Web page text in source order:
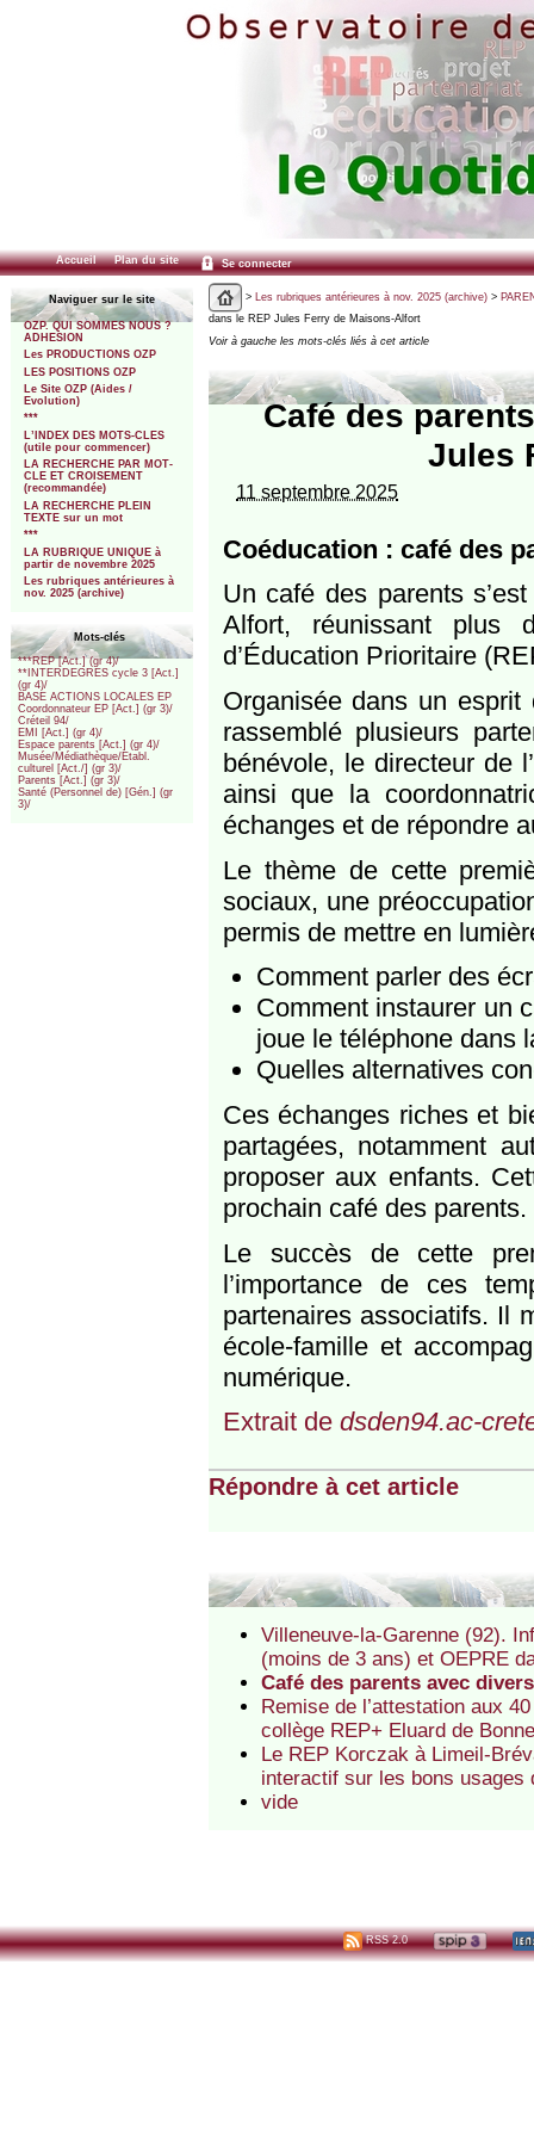
Accueil Plan du site Se connecter
Naviguer sur le site
OZP. QUI SOMMES NOUS ?
ADHESION
Les PRODUCTIONS OZP
LES POSITIONS OZP
Le Site OZP (Aides /
Evolution)
***
L’INDEX DES MOTS-CLES
(utile pour commencer)
LA RECHERCHE PAR MOT-
CLE ET CROISEMENT
(recommandée)
LA RECHERCHE PLEIN
TEXTE sur un mot
***
LA RUBRIQUE UNIQUE à
partir de novembre 2025
Les rubriques antérieures à
nov. 2025 (archive)
Mots-clés
***REP [Act.] (gr 4)/
**INTERDEGRES cycle 3 [Act.]
(gr 4)/
BASE ACTIONS LOCALES EP
Coordonnateur EP [Act.] (gr 3)/
Créteil 94/
EMI [Act.] (gr 4)/
Espace parents [Act.] (gr 4)/
Musée/Médiathèque/Etabl.
culturel [Act./] (gr 3)/
Parents [Act.] (gr 3)/
Santé (Personnel de) [Gén.] (gr
3)/
> Les rubriques antérieures à nov. 2025 (archive)>
dans le REP Jules Ferry de Maisons-Alfort
Voir à gauche les mots-clés liés à cet article
Café des
Jules
11 septembre 2025
Coéducation : café des
Un café des parents
Alfort, réunissant plus
d’Éducation Prioritaire
Organisée dans un
rassemblé plusieurs
bénévole, le directeur de
ainsi que la
échanges et de répondre
Le thème de cette
sociaux, une
permis de mettre en
Comment parler des
Comment instaurer un
joue le téléphone dans
Quelles alternatives
Ces échanges riches et
partagées, notamment
proposer aux enfants.
prochain café des parents.
Le succès de cette
l’importance de ces
partenaires associatifs. Il
école-famille et
numérique.
Extrait de dsden94.ac-
Répondre à cet article
Villeneuve-la-Garenne (92).
(moins de 3 ans) et OEPRE
Café des parents avec
Remise de l’attestation aux
collège REP+ Eluard de
Le REP Korczak à Limeil-
interactif sur les bons usages
vide
RSS 2.0